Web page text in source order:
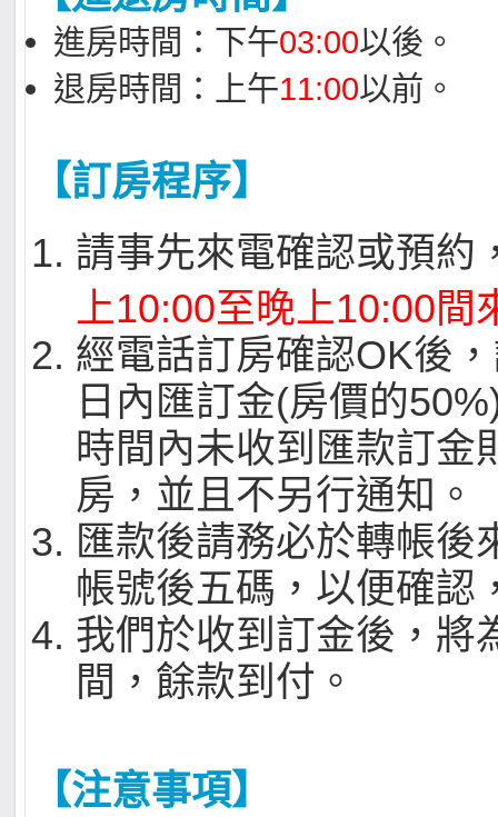
進房時間：下午03:00以後。
退房時間：上午11:00以前。
【訂房程序】
請事先來電確認或預約
上10:00至晚上10:00間
經電話訂房確認OK後
日內匯訂金(房價的
時間內未收到匯款訂金
房，並且不另行通知。
匯款後請務必於轉帳後
帳號後五碼，以便確認
我們於收到訂金後，將
間，餘款到付。
【注意事項】